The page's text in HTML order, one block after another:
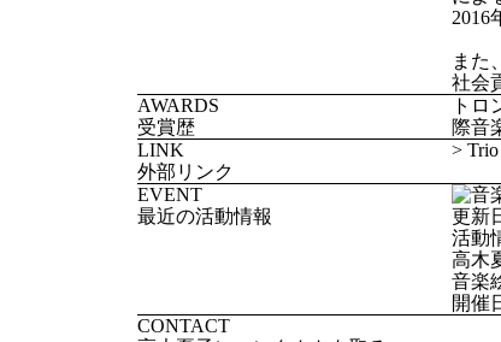
2016
また
社会
AWARDS
受賞歴
トロ
際音
LINK
外部リンク
> Trio
EVENT
最近の活動情報
更新
活動
高木
音楽
開催
CONTACT